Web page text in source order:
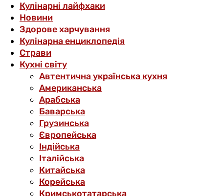
Кулінарні лайфхаки
Новини
Здорове харчування
Кулінарна енциклопедія
Страви
Кухні світу
Автентична українська кухня
Американська
Арабська
Баварська
Грузинська
Європейська
Індійська
Італійська
Китайська
Корейська
Кримськотатарська